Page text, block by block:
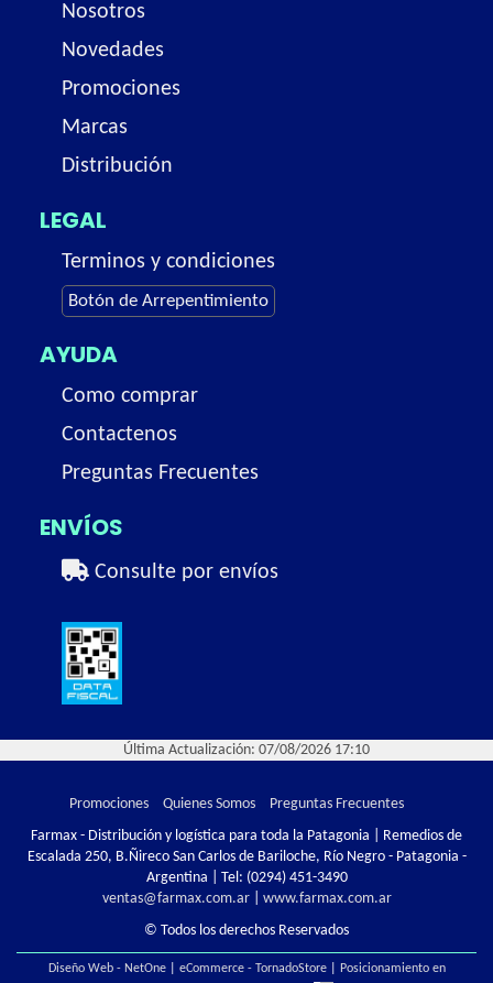
Nosotros
Novedades
Promociones
Marcas
Distribución
LEGAL
Terminos y condiciones
Botón de Arrepentimiento
AYUDA
Como comprar
Contactenos
Preguntas Frecuentes
ENVÍOS
Consulte por envíos
Última Actualización: 07/08/2026 17:10
Promociones Quienes Somos
Preguntas Frecuentes
Farmax - Distribución y logística para toda la Patagonia | Remedios de
Escalada 250, B.Ñireco San Carlos de Bariloche, Río Negro - Patagonia -
Argentina | Tel: (0294) 451-3490
ventas@farmax.com.ar| www.farmax.com.ar
© Todos los derechos Reservados
Diseño Web - NetOne| eCommerce - TornadoStore|
Posicionamiento en